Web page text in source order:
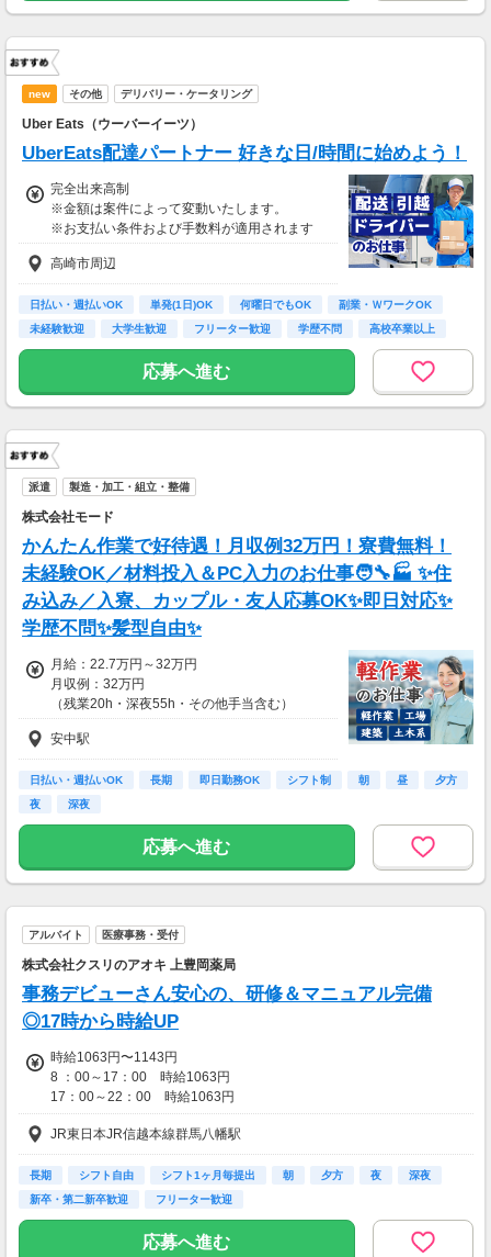
■その他補足
※上記金額の上限値は日々30分、業務延長をし
た場合の見込み額となります。
new その他 デリバリー・ケータリング
Uber Eats（ウーバーイーツ）
UberEats配達パートナー 好きな日/時間に始めよう！
完全出来高制
※金額は案件によって変動いたします。
※お支払い条件および手数料が適用されます
高崎市周辺
日払い・週払いOK 単発(1日)OK 何曜日でもOK
副業・ＷワークOK
未経験歓迎
大学生歓迎 フリーター歓迎 学歴不問 高校卒業以上
応募へ進む
派遣 製造・加工・組立・整備
株式会社モード
かんたん作業で好待遇！月収例32万円！寮費無料！
未経験OK／材料投入＆PC入力のお仕事🧑‍🔧🏭 ✨住
み込み／入寮、カップル・友人応募OK✨即日対応✨
学歴不問✨髪型自由✨
月給：22.7万円～32万円
月収例：32万円
（残業20h・深夜55h・その他手当含む）
安中駅
日払い・週払いOK 長期 即日勤務OK シフト制 朝 昼
夕方
夜
深夜
応募へ進む
アルバイト 医療事務・受付
株式会社クスリのアオキ 上豊岡薬局
事務デビューさん安心の、研修＆マニュアル完備
◎17時から時給UP
時給1063円〜1143円
8 ：00～17：00 時給1063円
17：00～22：00 時給1063円
☆日祝 時給50円UP☆
☆登録販売者手当 時給30円UP☆
【交通費】
JR東日本JR信越本線群馬八幡駅
長期 シフト自由 シフト1ヶ月毎提出 朝 夕方 夜
深夜
新卒・第二新卒歓迎
フリーター歓迎
応募へ進む